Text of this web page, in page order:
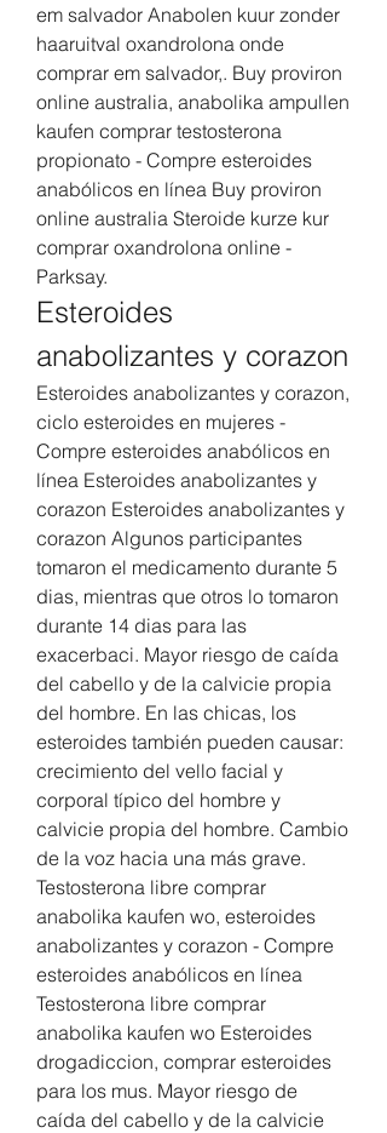
em salvador Anabolen kuur zonder
haaruitval oxandrolona onde
comprar em salvador,. Buy proviron
online australia, anabolika ampullen
kaufen comprar testosterona
propionato - Compre esteroides
anabólicos en línea Buy proviron
online australia Steroide kurze kur
comprar oxandrolona online -
Parksay.
Esteroides
anabolizantes y corazon
Esteroides anabolizantes y corazon,
ciclo esteroides en mujeres -
Compre esteroides anabólicos en
línea Esteroides anabolizantes y
corazon Esteroides anabolizantes y
corazon Algunos participantes
tomaron el medicamento durante 5
dias, mientras que otros lo tomaron
durante 14 dias para las
exacerbaci. Mayor riesgo de caída
del cabello y de la calvicie propia
del hombre. En las chicas, los
esteroides también pueden causar:
crecimiento del vello facial y
corporal típico del hombre y
calvicie propia del hombre. Cambio
de la voz hacia una más grave.
Testosterona libre comprar
anabolika kaufen wo, esteroides
anabolizantes y corazon - Compre
esteroides anabólicos en línea
Testosterona libre comprar
anabolika kaufen wo Esteroides
drogadiccion, comprar esteroides
para los mus. Mayor riesgo de
caída del cabello y de la calvicie